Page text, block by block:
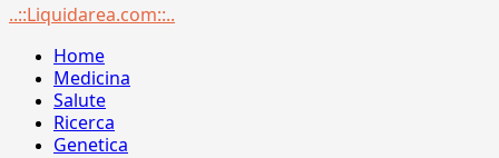
Menu
..::Liquidarea.com::..
Home
Medicina
Salute
Ricerca
Genetica